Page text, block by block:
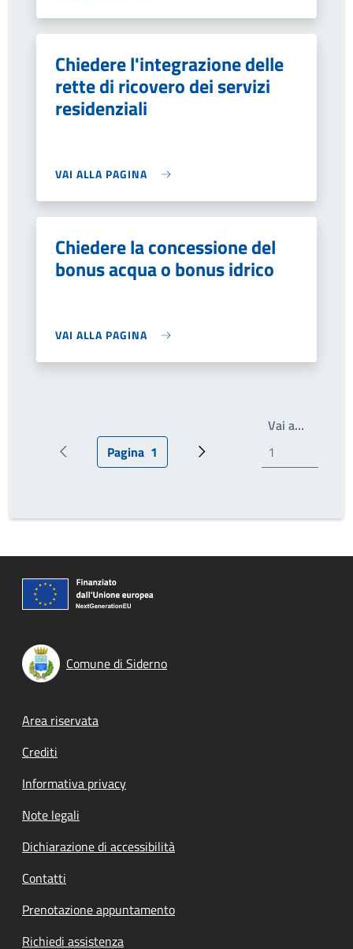
Chiedere l'integrazione delle
rette di ricovero dei servizi
residenziali
VAI ALLA PAGINA
Chiedere la concessione del
bonus acqua o bonus idrico
VAI ALLA PAGINA
Pagina precedentePagina attuale
Pagina 1 Pagina successiva
Vai a…
Comune di Siderno
Footer menu
Area riservata
Crediti
Informativa privacy
Note legali
Dichiarazione di accessibilità
Contatti
Prenotazione appuntamento
Richiedi assistenza